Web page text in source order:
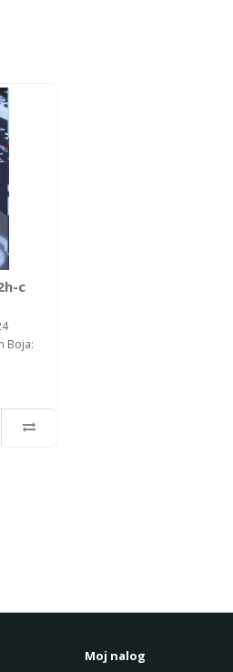
c
Boja:
Moj nalog